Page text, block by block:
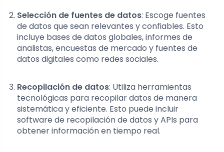
Selección de fuentes de datos: Escoge fuentes
de datos que sean relevantes y confiables. Esto
incluye bases de datos globales, informes de
analistas, encuestas de mercado y fuentes de
datos digitales como redes sociales.
Recopilación de datos: Utiliza herramientas
tecnológicas para recopilar datos de manera
sistemática y eficiente. Esto puede incluir
software de recopilación de datos y APIs para
obtener información en tiempo real.